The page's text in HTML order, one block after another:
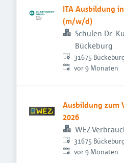
ITA Ausbildung
(m/w/d)
Schulen Dr.
Bückeburg
31675
Veröffentlicht:
vor 9 Monaten
Ausbildung zum
2026
WEZ-
31675
Veröffentlicht:
vor 9 Monaten